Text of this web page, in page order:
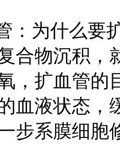
为什么要扩
合物沉积，
，扩血管的
血液状态，
步系膜细胞